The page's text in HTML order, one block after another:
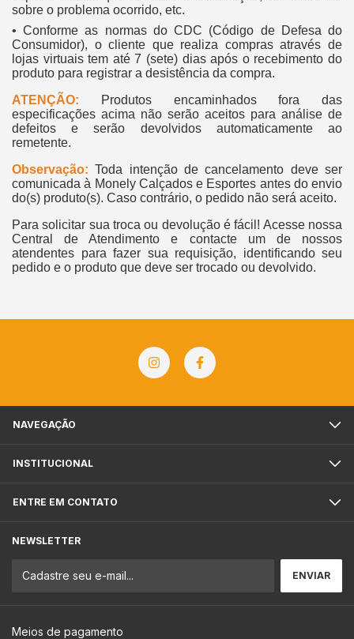
sobre o problema ocorrido, etc.
• Conforme as normas do CDC (Código de Defesa do
Consumidor), o cliente que realiza compras através de
lojas virtuais tem até 7 (sete) dias após o recebimento do
produto para registrar a desistência da compra.
ATENÇÃO: Produtos encaminhados fora das
especificações acima não serão aceitos para análise de
defeitos e serão devolvidos automaticamente ao
remetente.
Observação: Toda intenção de cancelamento deve ser
comunicada à Monely Calçados e Esportes antes do envio
do(s) produto(s). Caso contrário, o pedido não será aceito.
Para solicitar sua troca ou devolução é fácil! Acesse nossa
Central de Atendimento e contacte um de nossos
atendentes para fazer sua requisição, identificando seu
pedido e o produto que deve ser trocado ou devolvido.
NAVEGAÇÃO
INSTITUCIONAL
ENTRE EM CONTATO
NEWSLETTER
Meios de pagamento